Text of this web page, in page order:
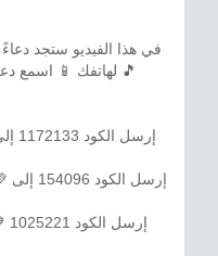
🎵 لهاتفك 📱 اسمع